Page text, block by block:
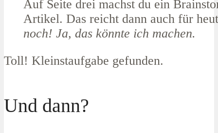
Auf Seite drei machst du ein
Artikel. Das reicht dann auch für
noch! Ja, das könnte ich machen.
Toll! Kleinstaufgabe gefunden.
Und dann?